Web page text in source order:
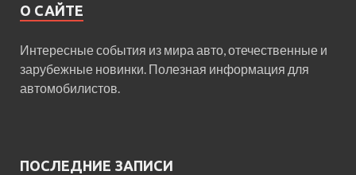
О САЙТЕ
Интересные события из мира авто, отечественные и
зарубежные новинки. Полезная информация для
автомобилистов.
ПОСЛЕДНИЕ ЗАПИСИ